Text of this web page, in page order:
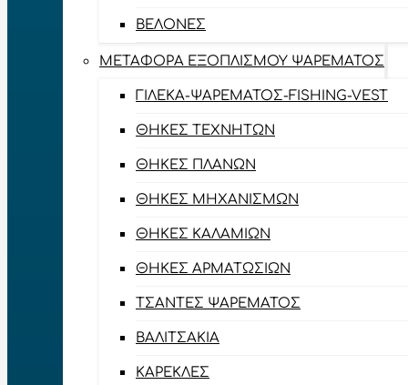
ΒΕΛΌΝΕΣ
ΜΕΤΑΦΟΡΆ ΕΞΟΠΛΙΣΜΟΎ ΨΑΡΈΜΑΤΟΣ
ΓΙΛΈΚΑ-ΨΑΡΈΜΑΤΟΣ-FISHING-VEST
ΘΉΚΕΣ ΤΕΧΝΗΤΏΝ
ΘΉΚΕΣ ΠΛΆΝΩΝ
ΘΉΚΕΣ ΜΗΧΑΝΙΣΜΏΝ
ΘΉΚΕΣ ΚΑΛΑΜΙΏΝ
ΘΉΚΕΣ ΑΡΜΑΤΩΣΙΏΝ
ΤΣΆΝΤΕΣ ΨΑΡΈΜΑΤΟΣ
ΒΑΛΙΤΣΆΚΙΑ
ΚΑΡΈΚΛΕΣ